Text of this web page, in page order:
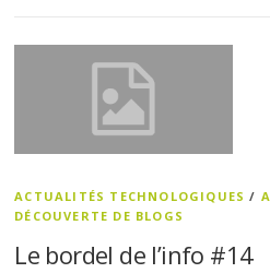
ACTUALITÉS TECHNOLOGIQUES /
DÉCOUVERTE DE BLOGS
Le bordel de l’info #14